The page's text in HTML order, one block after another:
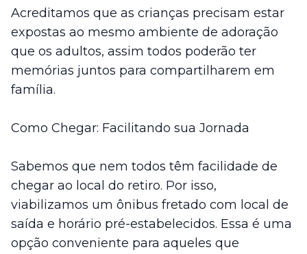
Acreditamos que as crianças precisam estar
expostas ao mesmo ambiente de adoração
que os adultos, assim todos poderão ter
memórias juntos para compartilharem em
família.
Como Chegar: Facilitando sua Jornada
Sabemos que nem todos têm facilidade de
chegar ao local do retiro. Por isso,
viabilizamos um ônibus fretado com local de
saída e horário pré-estabelecidos. Essa é uma
opção conveniente para aqueles que